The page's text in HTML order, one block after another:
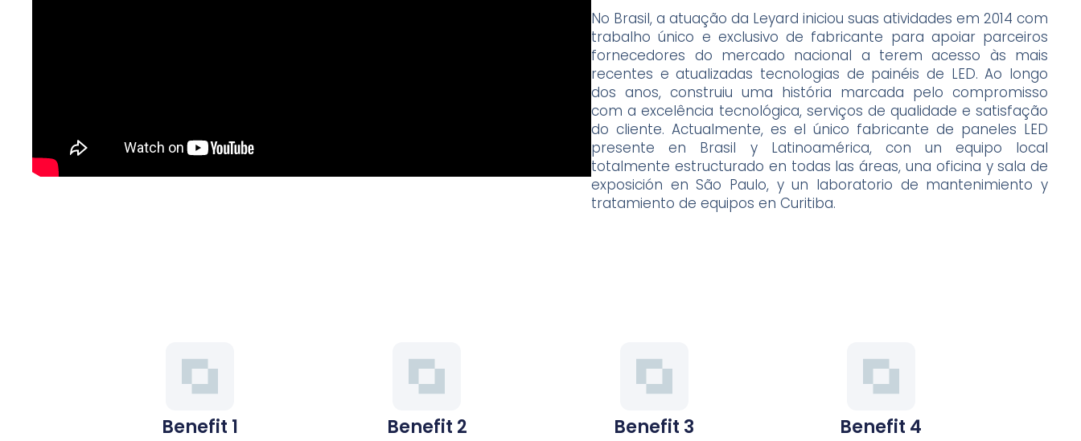
No Brasil, a atuação da Leyard iniciou suas atividades em 2014 com
trabalho único e exclusivo de fabricante para apoiar parceiros
fornecedores do mercado nacional a terem acesso às mais
recentes e atualizadas tecnologias de painéis de LED. Ao longo
dos anos, construiu uma história marcada pelo compromisso
com a excelência tecnológica, serviços de qualidade e satisfação
do cliente.Actualmente, es el único fabricante de paneles LED
presente en Brasil y Latinoamérica, con un equipo local
totalmente estructurado en todas las áreas, una oficina y sala de
exposición en São Paulo, y un laboratorio de mantenimiento y
tratamiento de equipos en Curitiba.
Benefit 1 Benefit 2 Benefit 3 Benefit 4